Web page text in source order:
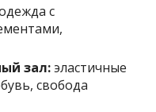
с
зал:эластичные
свобода